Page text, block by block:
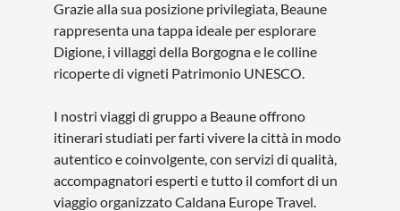
Grazie alla sua posizione privilegiata, Beaune
rappresenta una tappa ideale per esplorare
Digione, i villaggi della Borgogna e le colline
ricoperte di vigneti Patrimonio UNESCO.
I nostri viaggi di gruppo a Beaune offrono
itinerari studiati per farti vivere la città in modo
autentico e coinvolgente, con servizi di qualità,
accompagnatori esperti e tutto il comfort di un
viaggio organizzato Caldana Europe Travel.